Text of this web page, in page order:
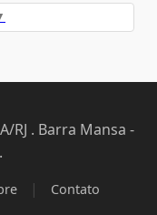
RJ . Barra Mansa -
| Contato